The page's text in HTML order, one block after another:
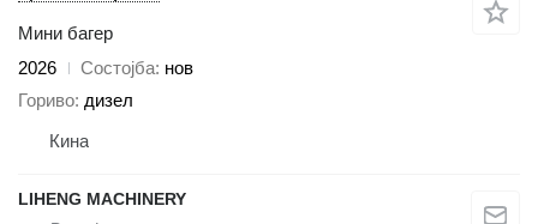
Мини багер
2026
Состојба нов
Гориво дизел
Кина
LIHENG MACHINERY